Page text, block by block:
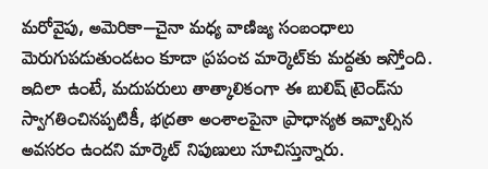
మరోవైపు, అమెరికా–చైనా మధ్య వాణిజ్య సంబంధాలు
మెరుగుపడుతుండటం కూడా ప్రపంచ మార్కెట్‌కు మద్దతు ఇస్తోంది.
ఇదిలా ఉంటే, మదుపరులు తాత్కాలికంగా ఈ బులిష్ ట్రెండ్‌ను
స్వాగతించినప్పటికీ, భద్రతా అంశాలపైనా ప్రాధాన్యత ఇవ్వాల్సిన
అవసరం ఉందని మార్కెట్ నిపుణులు సూచిస్తున్నారు.